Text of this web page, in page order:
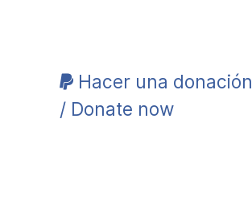
Hacer una donación
/ Donate now